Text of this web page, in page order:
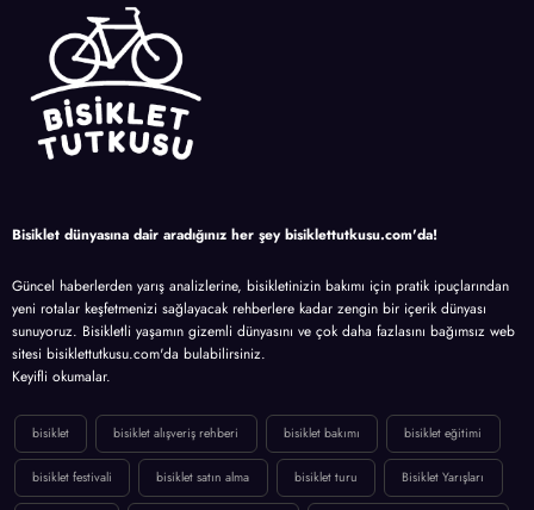
Bisiklet dünyasına dair aradığınız her şey bisiklettutkusu.com'da!
Güncel haberlerden yarış analizlerine, bisikletinizin bakımı için pratik ipuçlarından
yeni rotalar keşfetmenizi sağlayacak rehberlere kadar zengin bir içerik dünyası
sunuyoruz. Bisikletli yaşamın gizemli dünyasını ve çok daha fazlasını bağımsız web
sitesi bisiklettutkusu.com'da bulabilirsiniz.
Keyifli okumalar.
bisiklet bisiklet alışveriş rehberi bisiklet bakımı bisiklet eğitimi
bisiklet festivali bisiklet satın alma bisiklet turu Bisiklet Yarışları